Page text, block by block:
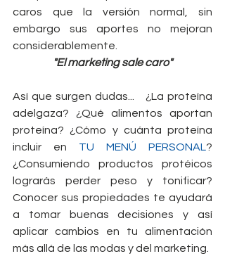
caros que la versión normal, sin
embargo sus aportes no mejoran
considerablemente.
"El marketing sale caro"
Así que surgen dudas...   ¿La proteína
adelgaza? ¿Qué alimentos aportan
proteína? ¿Cómo y cuánta proteína
incluir en TU MENÚ PERSONAL?
¿Consumiendo productos protéicos
lograrás perder peso y tonificar?
Conocer sus propiedades te ayudará
a tomar buenas decisiones y así
aplicar cambios en tu alimentación
más allá de las modas y del marketing.